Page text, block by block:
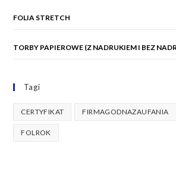
FOLIA STRETCH
TORBY PAPIEROWE (Z NADRUKIEM I BEZ
Tagi
CERTYFIKAT FIRMAGODNAZAUFANIA
FOLROK